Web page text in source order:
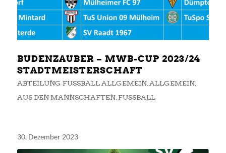
BUDENZAUBER – MWB-CUP 2023/24
STADTMEISTERSCHAFT
ABTEILUNG FUSSBALL ALLGEMEIN ,ALLGEMEIN,
AUS DEN MANNSCHAFTEN,FUSSBALL
30. Dezember 2023